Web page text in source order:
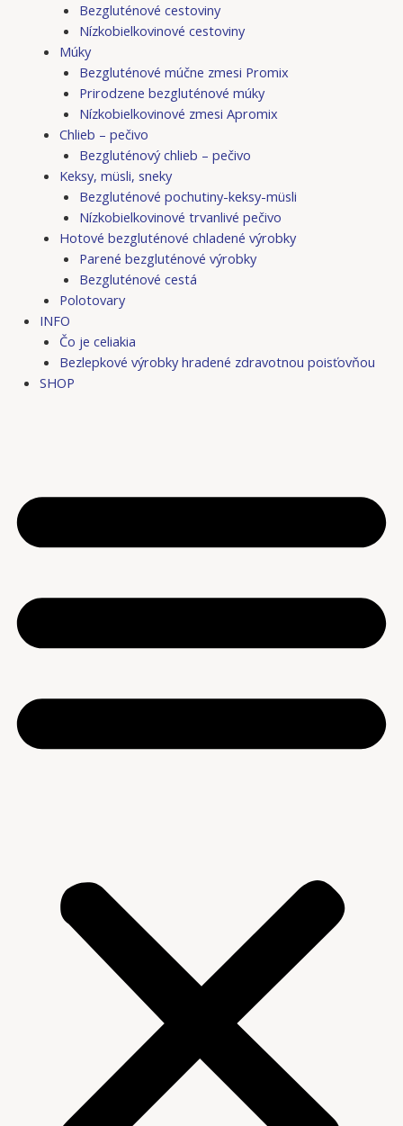
Bezgluténové cestoviny
Nízkobielkovinové cestoviny
Múky
Bezgluténové múčne zmesi Promix
Prirodzene bezgluténové múky
Nízkobielkovinové zmesi Apromix
Chlieb – pečivo
Bezgluténový chlieb – pečivo
Keksy, müsli, sneky
Bezgluténové pochutiny-keksy-müsli
Nízkobielkovinové trvanlivé pečivo
Hotové bezgluténové chladené výrobky
Parené bezgluténové výrobky
Bezgluténové cestá
Polotovary
INFO
Čo je celiakia
Bezlepkové výrobky hradené zdravotnou poisťovňou
SHOP